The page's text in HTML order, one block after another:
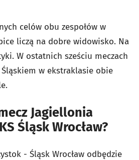
celów obu zespołów w
liczą na dobre widowisko. Na
W ostatnich sześciu meczach
w ekstraklasie obie
Jagiellonia
Śląsk Wrocław?
- Śląsk Wrocław odbędzie